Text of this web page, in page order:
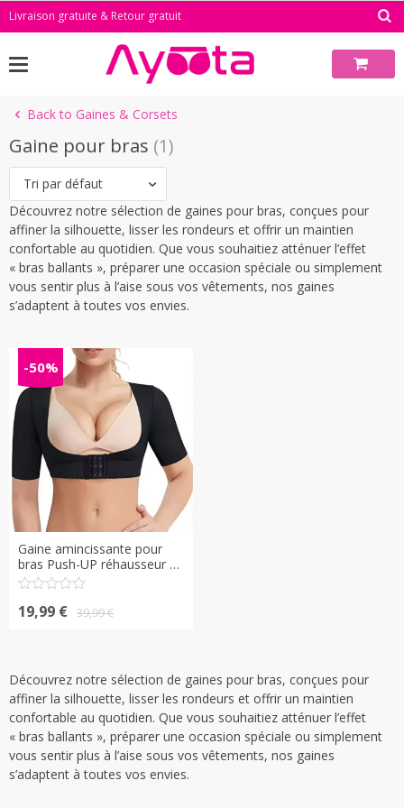
SkipLivraison gratuite & Retour gratuit
Back to Gaines & Corsets
Gaine pour bras (1)
Tri par défaut
Découvrez notre sélection de gaines pour bras, conçues pour
affiner la silhouette, lisser les rondeurs et offrir un maintien
confortable au quotidien. Que vous souhaitiez atténuer l’effet
« bras ballants », préparer une occasion spéciale ou simplement
vous sentir plus à l’aise sous vos vêtements, nos gaines
s’adaptent à toutes vos envies.
-50%
Gaine amincissante pour
bras Push-UP réhausseur de
poitrine correcteur de
posture avec pierre
volcanique design croisé au
0.1
sur
39,99€
Le
39,99 €.
19,99 €
Le
19,99 €.
Découvrez notre sélection de gaines pour bras, conçues pour
affiner la silhouette, lisser les rondeurs et offrir un maintien
confortable au quotidien. Que vous souhaitiez atténuer l’effet
« bras ballants », préparer une occasion spéciale ou simplement
vous sentir plus à l’aise sous vos vêtements, nos gaines
s’adaptent à toutes vos envies.